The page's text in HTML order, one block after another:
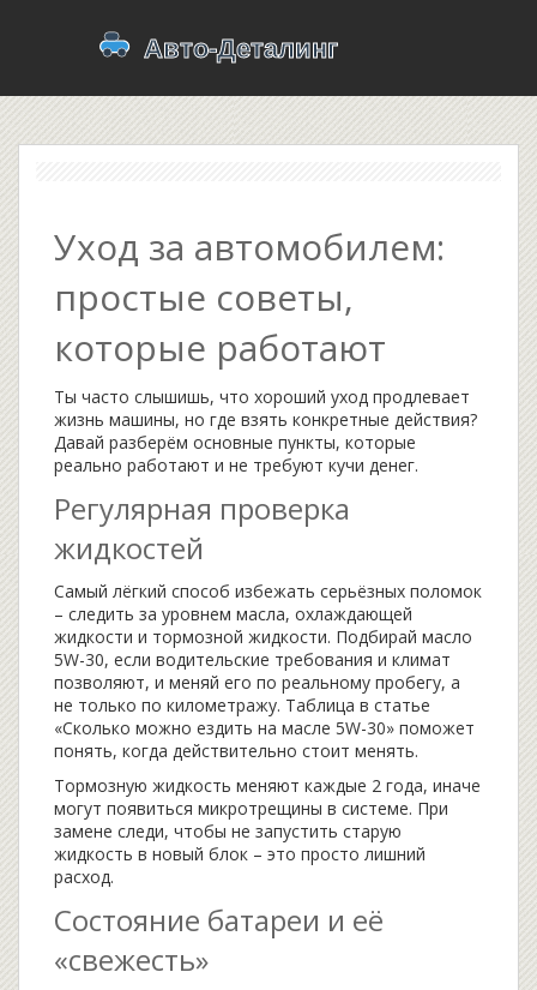
Уход за автомобилем:
простые советы,
которые работают
Ты часто слышишь, что хороший уход продлевает
жизнь машины, но где взять конкретные действия?
Давай разберём основные пункты, которые
реально работают и не требуют кучи денег.
Регулярная проверка
жидкостей
Самый лёгкий способ избежать серьёзных поломок
– следить за уровнем масла, охлаждающей
жидкости и тормозной жидкости. Подбирай масло
5W-30, если водительские требования и климат
позволяют, и меняй его по реальному пробегу, а
не только по километражу. Таблица в статье
«Сколько можно ездить на масле 5W-30» поможет
понять, когда действительно стоит менять.
Тормозную жидкость меняют каждые 2 года, иначе
могут появиться микротрещины в системе. При
замене следи, чтобы не запустить старую
жидкость в новый блок – это просто лишний
расход.
Состояние батареи и её
«свежесть»